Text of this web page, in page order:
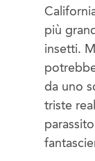
più
insetti.
da uno
triste